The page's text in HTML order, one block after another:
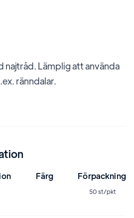
najtråd. Lämplig att använda
ränndalar.
Färg Förpackning
50 st/pkt